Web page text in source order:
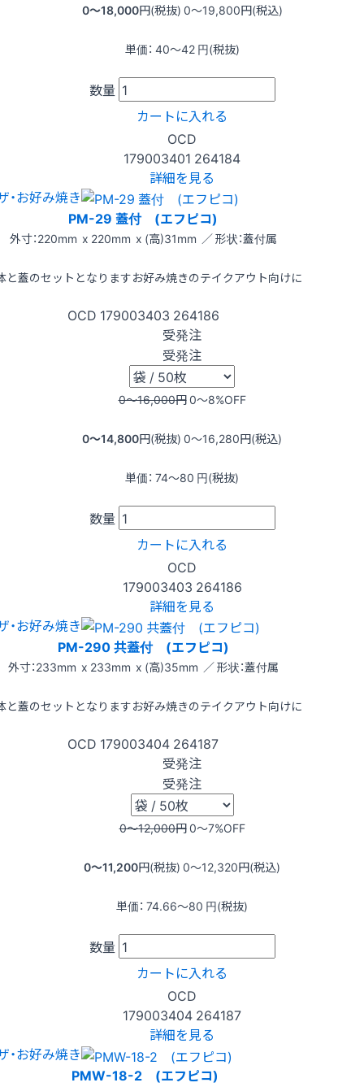
0〜18,000円(税抜) 0〜19,800円(税込)
単価： 40〜42 円(税抜)
数量
カートに入れる
OCD
179003401 264184
詳細を見る
・お好み焼き
PM-29 蓋付 (エフピコ)
外寸：220mm x 220mm x (高)31mm ／ 形状：蓋付属
と蓋のセットとなりますお好み焼きのテイクアウト向けに
OCD 179003403 264186
受発注
受発注
0〜16,000円0〜8%OFF
0〜14,800円(税抜) 0〜16,280円(税込)
単価： 74〜80 円(税抜)
数量
カートに入れる
OCD
179003403 264186
詳細を見る
・お好み焼き
PM-290 共蓋付 (エフピコ)
外寸：233mm x 233mm x (高)35mm ／ 形状：蓋付属
と蓋のセットとなりますお好み焼きのテイクアウト向けに
OCD 179003404 264187
受発注
受発注
0〜12,000円0〜7%OFF
0〜11,200円(税抜) 0〜12,320円(税込)
単価： 74.66〜80 円(税抜)
数量
カートに入れる
OCD
179003404 264187
詳細を見る
・お好み焼き
PMW-18-2 (エフピコ)